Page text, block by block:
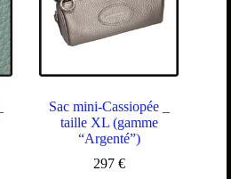
Sac mini-Cassiopée _
taille XL (gamme
“Argenté”)
297 €